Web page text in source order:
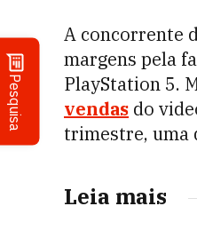
Pesquisa
A concorrente
margens pela
PlayStation 5.
vendas do
trimestre, uma
Leia mais